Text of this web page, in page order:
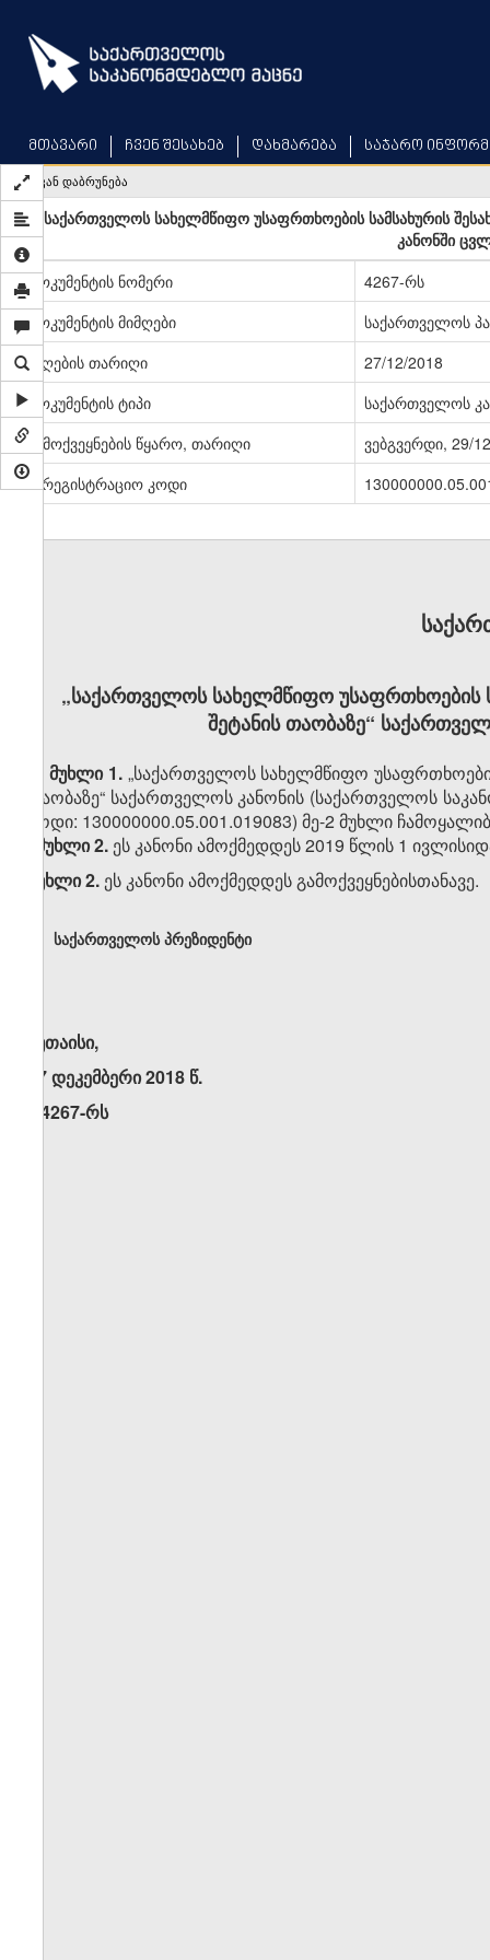
main
content
მთავარი ჩვენ შესახებ დახმარება საჯარო
უკან დაბრუნება
„საქართველოს სახელმწიფო უსაფრთხოების სამსახურის
კანონში
დოკუმენტის ნომერი
4267-რს
დოკუმენტის მიმღები
საქართველოს
მიღების თარიღი
27/12/2018
დოკუმენტის ტიპი
საქართველოს
გამოქვეყნების წყარო, თარიღი
ვებგვერდი, 29/
სარეგისტრაციო კოდი
„საქართველოს სახელმწიფო უსაფრთხოების
შეტანის თაობაზე“
მუხლი 1.„საქართველოს სახელმწიფო
თაობაზე“ საქართველოს კანონის (საქართველოს
კოდი: 130000000.05.001.019083) მე-2 მუხლი
„მუხლი 2. ეს კანონი ამოქმედდეს 2019 წლის 1
მუხლი 2. ეს კანონი ამოქმედდეს გამოქვეყნებისთანავე.
საქართველოს პრეზიდენტი
ქუთაისი,
27 დეკემბერი 2018 წ.
N4267-რს